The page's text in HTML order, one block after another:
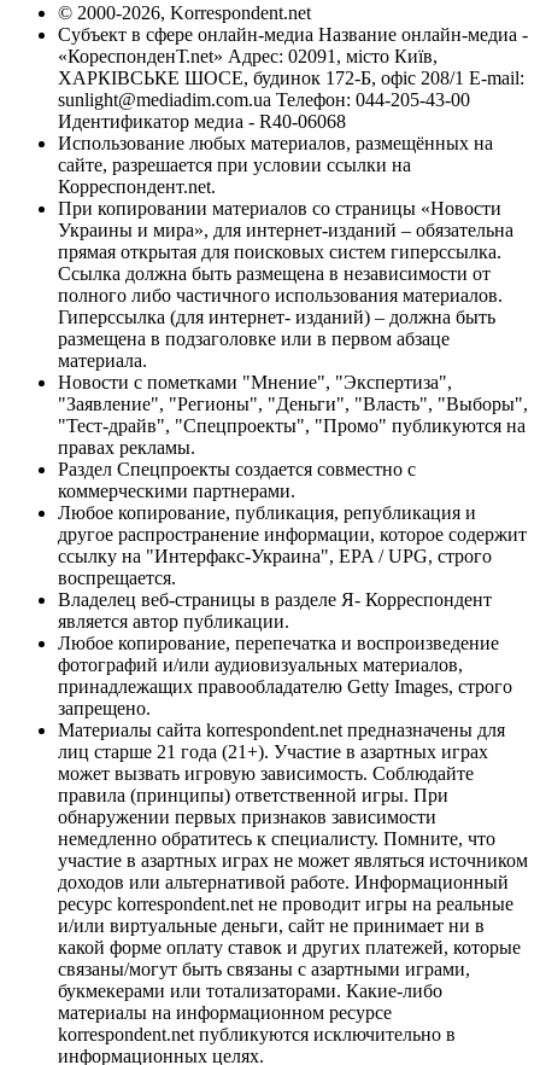
© 2000-2026, Korrespondent.net
Субъект в сфере онлайн-медиа Название онлайн-медиа -
«КореспонденТ.net» Адрес: 02091, місто Київ,
ХАРКІВСЬКЕ ШОСЕ, будинок 172-Б, офіс 208/1 E-mail:
sunlight@mediadim.com.ua Телефон: 044-205-43-00
Идентификатор медиа - R40-06068
Использование любых материалов, размещённых на
сайте, разрешается при условии ссылки на
Корреспондент.net.
При копировании материалов со страницы «Новости
Украины и мира», для интернет-изданий – обязательна
прямая открытая для поисковых систем гиперссылка.
Ссылка должна быть размещена в независимости от
полного либо частичного использования материалов.
Гиперссылка (для интернет- изданий) – должна быть
размещена в подзаголовке или в первом абзаце
материала.
Новости с пометками "Мнение", "Экспертиза",
"Заявление", "Регионы", "Деньги", "Власть", "Выборы",
"Тест-драйв", "Спецпроекты", "Промо" публикуются на
правах рекламы.
Раздел Спецпроекты создается совместно с
коммерческими партнерами.
Любое копирование, публикация, републикация и
другое распространение информации, которое содержит
ссылку на "Интерфакс-Украина", EPA / UPG, строго
воспрещается.
Владелец веб-страницы в разделе Я- Корреспондент
является автор публикации.
Любое копирование, перепечатка и воспроизведение
фотографий и/или аудиовизуальных материалов,
принадлежащих правообладателю Getty Images, строго
запрещено.
Материалы сайта korrespondent.net предназначены для
лиц старше 21 года (21+). Участие в азартных играх
может вызвать игровую зависимость. Соблюдайте
правила (принципы) ответственной игры. При
обнаружении первых признаков зависимости
немедленно обратитесь к специалисту. Помните, что
участие в азартных играх не может являться источником
доходов или альтернативой работе. Информационный
ресурс korrespondent.net не проводит игры на реальные
и/или виртуальные деньги, сайт не принимает ни в
какой форме оплату ставок и других платежей, которые
связаны/могут быть связаны с азартными играми,
букмекерами или тотализаторами. Какие-либо
материалы на информационном ресурсе
korrespondent.net публикуются исключительно в
информационных целях.